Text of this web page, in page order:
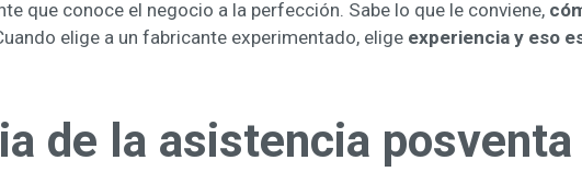
que conoce el negocio a la perfección. Sabe lo que le conviene,
elige a un fabricante experimentado, elige experiencia y eso
de la asistencia posventa